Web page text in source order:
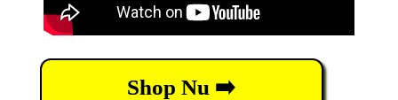
Shop Nu ➡️